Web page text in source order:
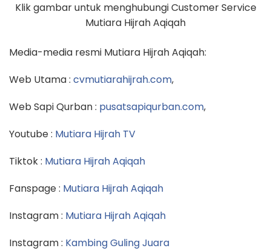
Klik gambar untuk menghubungi Customer Service
Mutiara Hijrah Aqiqah
Media-media resmi Mutiara Hijrah Aqiqah:
Web Utama : cvmutiarahijrah.com,
Web Sapi Qurban : pusatsapiqurban.com,
Youtube : Mutiara Hijrah TV
Tiktok : Mutiara Hijrah Aqiqah
Fanspage : Mutiara Hijrah Aqiqah
Instagram : Mutiara Hijrah Aqiqah
Instagram : Kambing Guling Juara